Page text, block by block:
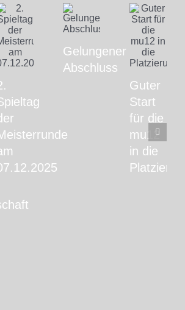
Gelungener
Abschluss
Guter
Start
für die
mu12
in die